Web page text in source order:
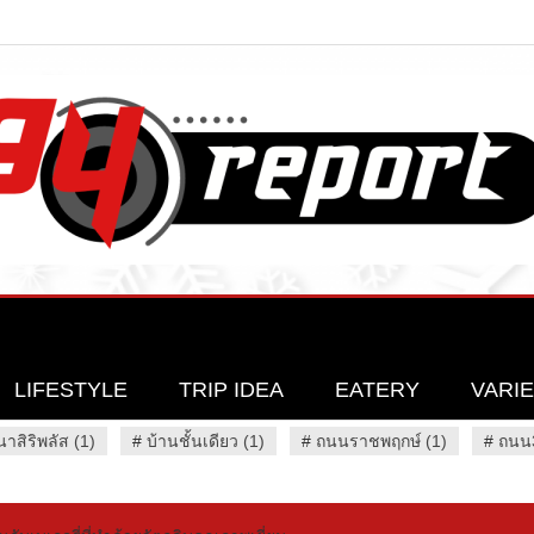
LIFESTYLE TRIP IDEA EATERY
าสิริพลัส (1) # บ้านชั้นเดียว (1) # ถนนราชพฤกษ์ (1) # ถนน